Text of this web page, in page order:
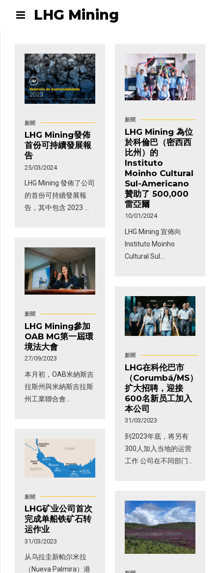
LHG Mining
新聞
LHG Mining發佈
首份可持續發展報
告
25/03/2024
LHG Mining 發佈了公司
的首份可持續發展報
告，其中包含 2023 年
行動。 資產負債表也帶
來了今年的目標。 可持
續發展議程是礦業公司
[…]
新聞
LHG Mining 為位
於科倫巴（密西西
比州）的
Instituto
Moinho Cultural
Sul-Americano
贊助了 500,000
雷亞爾
10/01/2024
LHG Mining 宣佈向
Instituto Moinho
Cultural Sul
達里奧和玻利維亞地區
約 400 名處 […]
新聞
LHG Mining參加
OAB MG第一屆環
境法大會
27/09/2023
本月初，OAB米納斯吉
拉斯州與米納斯吉拉斯
州工業聯合會
Assenheimer 是採礦法
專家，他與該領域超過
15 位專家一起討 […]
新聞
LHG在科伦巴市
（Corumbá/MS）
扩大招聘，迎接
600名新员工加入
本公司
31/03/2023
到2023年底，将另有
300人加入当地的运营
工作 公司在不同部门提
是该地区的一个发展中
心。 Corumbá – LHG
Mining宣 […]
新聞
LHG矿业公司首次
完成单船铁矿石转
运作业
31/03/2023
从乌拉圭新帕尔米拉
（Nueva Palmira）港